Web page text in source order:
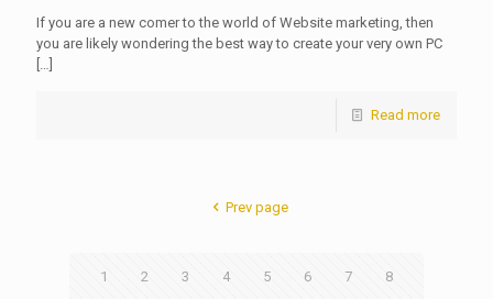
If you are a new comer to the world of Website marketing, then
you are likely wondering the best way to create your very own PC
[…]
Read more
Prev page
1 2 3 4 5 6 7 8